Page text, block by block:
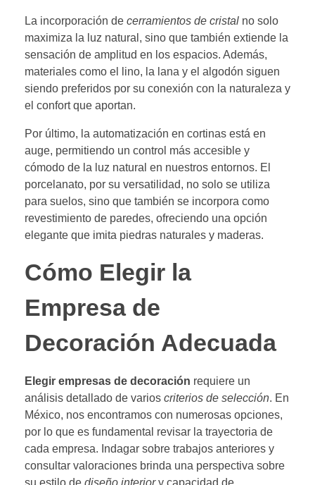
La incorporación de cerramientos de cristal no solo
maximiza la luz natural, sino que también extiende la
sensación de amplitud en los espacios. Además,
materiales como el lino, la lana y el algodón siguen
siendo preferidos por su conexión con la naturaleza y
el confort que aportan.
Por último, la automatización en cortinas está en
auge, permitiendo un control más accesible y
cómodo de la luz natural en nuestros entornos. El
porcelanato, por su versatilidad, no solo se utiliza
para suelos, sino que también se incorpora como
revestimiento de paredes, ofreciendo una opción
elegante que imita piedras naturales y maderas.
Cómo Elegir la
Empresa de
Decoración Adecuada
Elegir empresas de decoración requiere un
análisis detallado de varios criterios de selección. En
México, nos encontramos con numerosas opciones,
por lo que es fundamental revisar la trayectoria de
cada empresa. Indagar sobre trabajos anteriores y
consultar valoraciones brinda una perspectiva sobre
su estilo de diseño interiory capacidad de